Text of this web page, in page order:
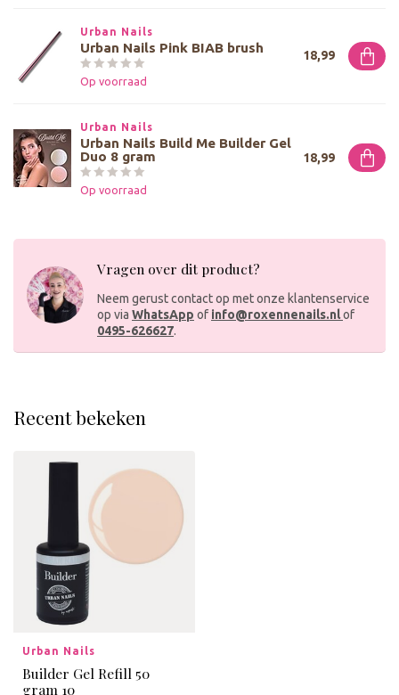
Urban Nails
Urban Nails Pink BIAB brush
Op voorraad
18,99
Urban Nails
Urban Nails Build Me Builder Gel
Duo 8 gram
Op voorraad
18,99
Vragen over dit product?
Neem gerust contact op met onze klantenservice
op via WhatsApp of info@roxennenails.nlof
0495-626627.
Recent bekeken
Urban Nails
Builder Gel Refill 50
gram 10